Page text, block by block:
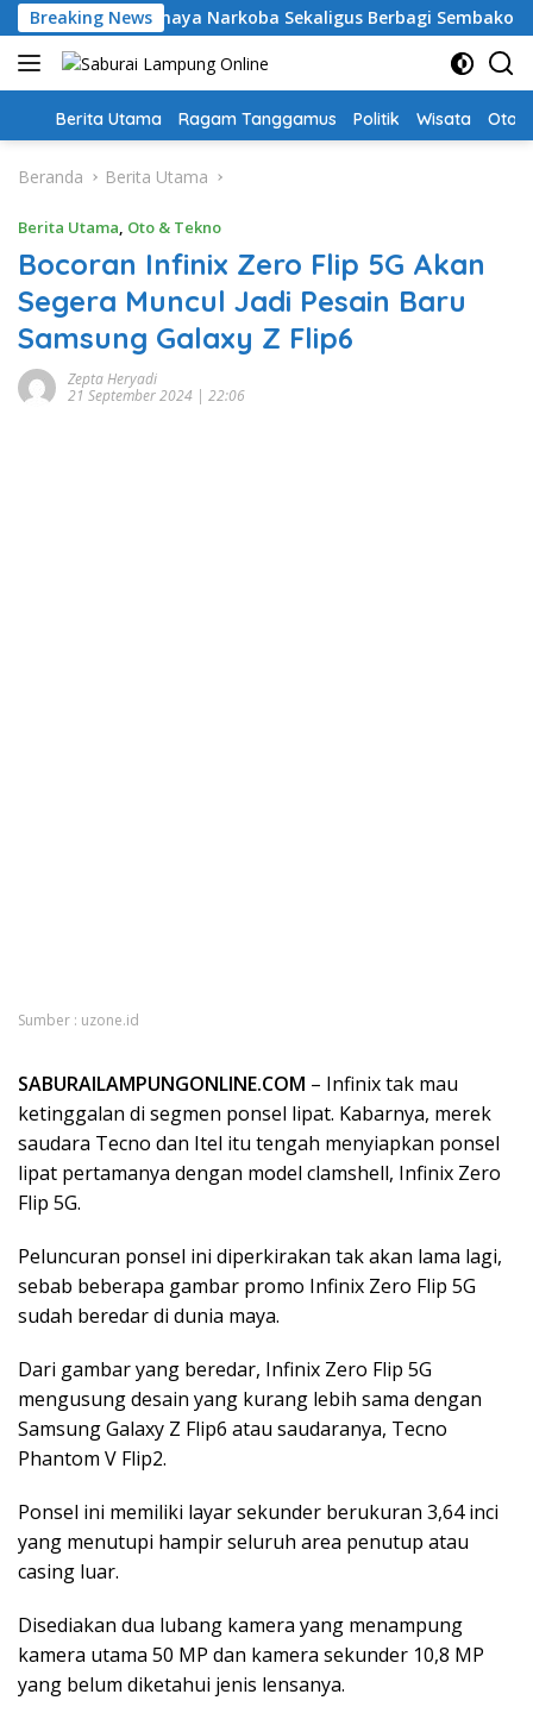
Langsung
ke
konten
Breaking News
Edukasi Bahaya Narkoba Sekaligus Berbagi Sembako
Home
Berita Utama Ragam Tanggamus Politik Wisata Oto
Beranda Berita Utama
Berita Utama, Oto & Tekno
Bocoran Infinix Zero Flip 5G Akan
Segera Muncul Jadi Pesain Baru
Samsung Galaxy Z Flip6
Zepta Heryadi
21 September 2024 | 22:06
Sumber : uzone.id
SABURAILAMPUNGONLINE.COM – Infinix tak mau
ketinggalan di segmen ponsel lipat. Kabarnya, merek
saudara Tecno dan Itel itu tengah menyiapkan ponsel
lipat pertamanya dengan model clamshell, Infinix Zero
Flip 5G.
Peluncuran ponsel ini diperkirakan tak akan lama lagi,
sebab beberapa gambar promo Infinix Zero Flip 5G
sudah beredar di dunia maya.
Dari gambar yang beredar, Infinix Zero Flip 5G
mengusung desain yang kurang lebih sama dengan
Samsung Galaxy Z Flip6 atau saudaranya, Tecno
Phantom V Flip2.
Ponsel ini memiliki layar sekunder berukuran 3,64 inci
yang menutupi hampir seluruh area penutup atau
casing luar.
Disediakan dua lubang kamera yang menampung
kamera utama 50 MP dan kamera sekunder 10,8 MP
yang belum diketahui jenis lensanya.